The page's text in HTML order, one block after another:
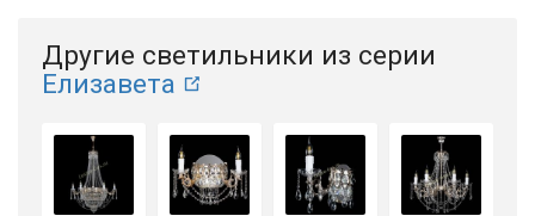
Другие светильники из серии
Елизавета